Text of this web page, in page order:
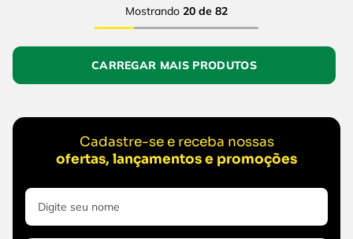
Mostrando 20 de 82
Cadastre-se e receba nossas
ofertas, lançamentos e promoções